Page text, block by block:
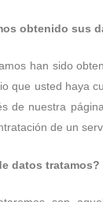
obtenido sus
han sido
que usted haya
de nuestra
de un
datos tratamos?